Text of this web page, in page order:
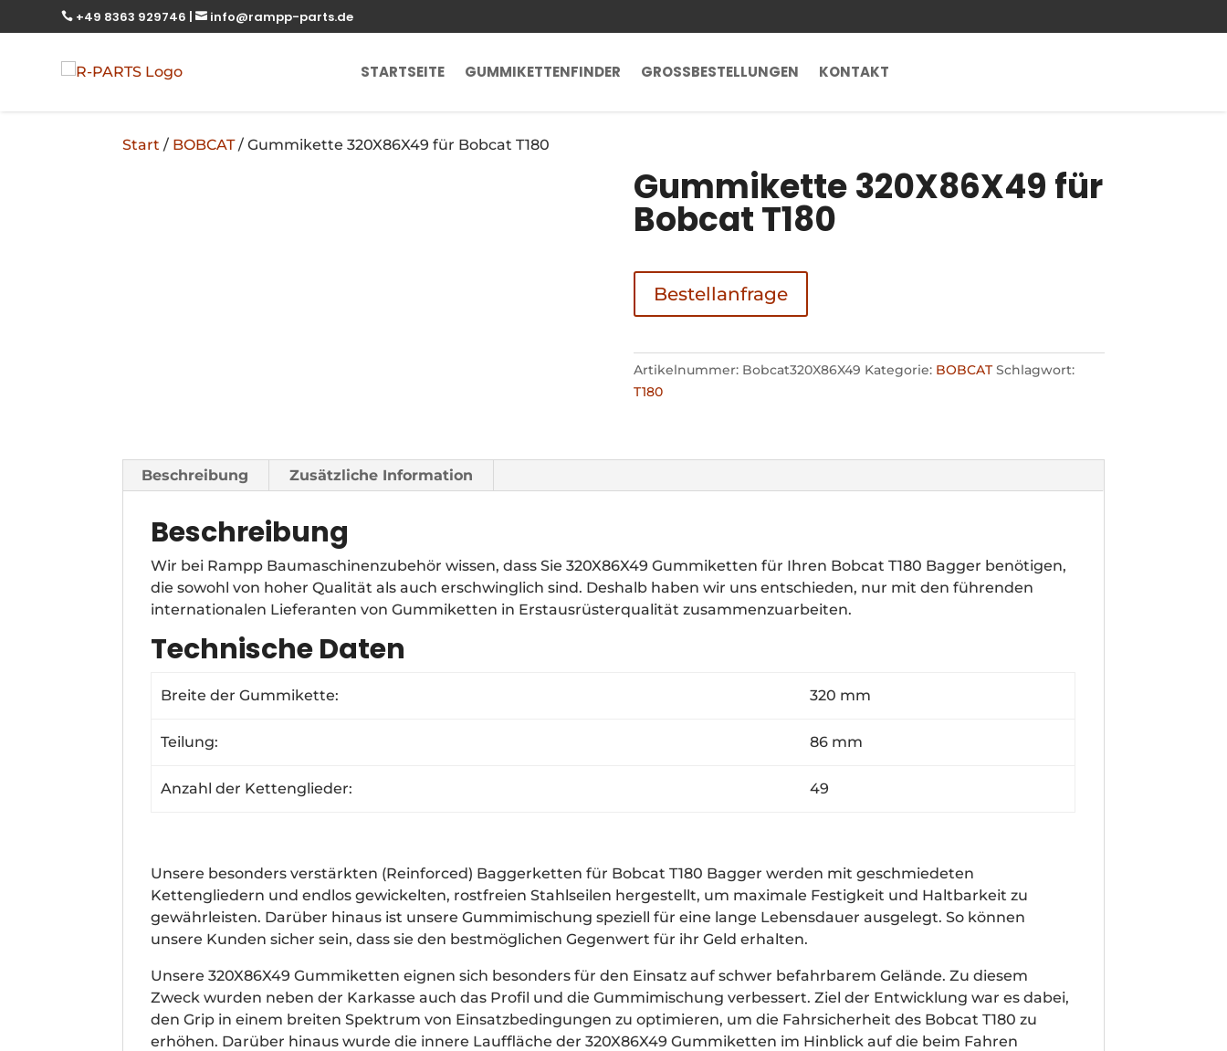
 +49 8363 929746 | info@rampp-parts.de
STARTSEITE GUMMIKETTENFINDER GROSSBESTELLUNGEN KONTAKT
Start / BOBCAT/ Gummikette 320X86X49 für Bobcat T180
Gummikette 320X86X49 für
Bobcat T180
Bestellanfrage
Artikelnummer: Bobcat320X86X49 Kategorie: BOBCAT Schlagwort:
T180
Beschreibung Zusätzliche Information
Beschreibung
Wir bei Rampp Baumaschinenzubehör wissen, dass Sie 320X86X49 Gummiketten für Ihren Bobcat T180 Bagger benötigen,
die sowohl von hoher Qualität als auch erschwinglich sind. Deshalb haben wir uns entschieden, nur mit den führenden
internationalen Lieferanten von Gummiketten in Erstausrüsterqualität zusammenzuarbeiten.
Technische Daten
Breite der Gummikette: 320 mm
Teilung: 86 mm
Anzahl der Kettenglieder: 49
Unsere besonders verstärkten (Reinforced) Baggerketten für Bobcat T180 Bagger werden mit geschmiedeten
Kettengliedern und endlos gewickelten, rostfreien Stahlseilen hergestellt, um maximale Festigkeit und Haltbarkeit zu
gewährleisten. Darüber hinaus ist unsere Gummimischung speziell für eine lange Lebensdauer ausgelegt. So können
unsere Kunden sicher sein, dass sie den bestmöglichen Gegenwert für ihr Geld erhalten.
Unsere 320X86X49 Gummiketten eignen sich besonders für den Einsatz auf schwer befahrbarem Gelände. Zu diesem
Zweck wurden neben der Karkasse auch das Profil und die Gummimischung verbessert. Ziel der Entwicklung war es dabei,
den Grip in einem breiten Spektrum von Einsatzbedingungen zu optimieren, um die Fahrsicherheit des Bobcat T180 zu
erhöhen. Darüber hinaus wurde die innere Lauffläche der 320X86X49 Gummiketten im Hinblick auf die beim Fahren